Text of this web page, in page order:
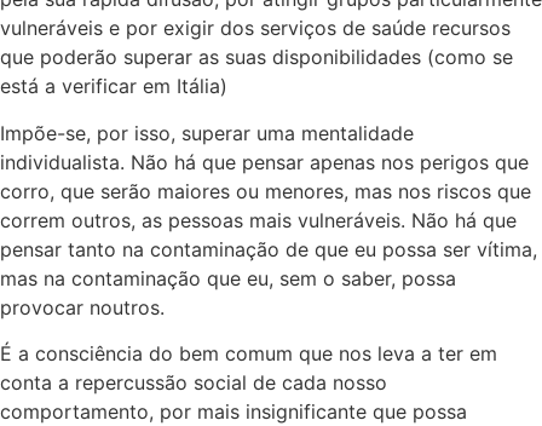
vulneráveis e por exigir dos serviços de saúde recursos
que poderão superar as suas disponibilidades (como se
está a verificar em Itália)
Impõe-se, por isso, superar uma mentalidade
individualista. Não há que pensar apenas nos perigos que
corro, que serão maiores ou menores, mas nos riscos que
correm outros, as pessoas mais vulneráveis. Não há que
pensar tanto na contaminação de que eu possa ser vítima,
mas na contaminação que eu, sem o saber, possa
provocar noutros.
É a consciência do bem comum que nos leva a ter em
conta a repercussão social de cada nosso
comportamento, por mais insignificante que possa